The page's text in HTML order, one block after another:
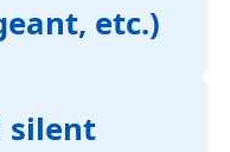
etc.)
silent